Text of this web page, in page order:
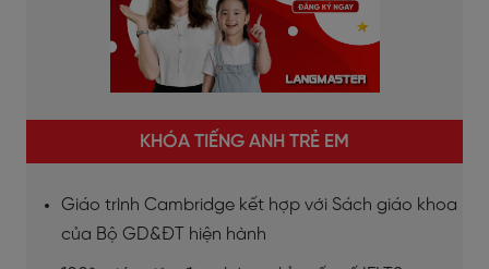
KHÓA TIẾNG ANH TRẺ EM
Giáo trình Cambridge kết hợp với Sách giáo khoa
của Bộ GD&ĐT hiện hành